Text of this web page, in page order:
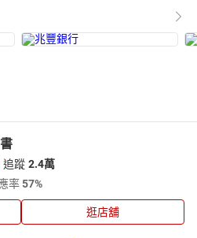
追蹤 2.4萬
率57%
逛店舖